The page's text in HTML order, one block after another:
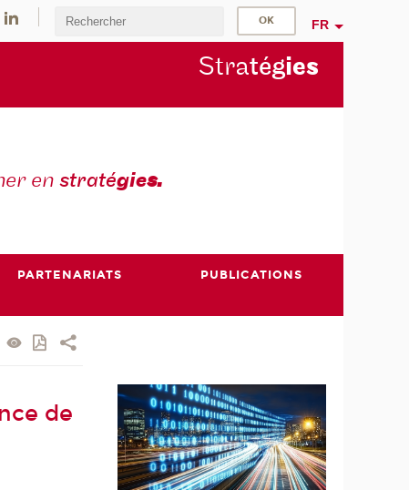
FR
Stratégies
en stratégies.
PARTENARIATS PUBLICATIONS
de